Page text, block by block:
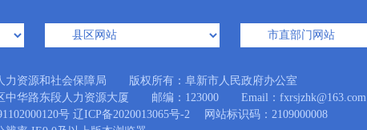
力资源和社会保障局 版权所有：阜新市人民政府办公室
中华路东段人力资源大厦 邮编：123000 Email：fxrsjzhk@163.com
号 辽ICP备2020013065号-2 网站标识码：2109000008